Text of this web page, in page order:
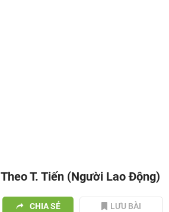
Theo T. Tiến (Người Lao Động)
CHIA SẺ LƯU BÀI